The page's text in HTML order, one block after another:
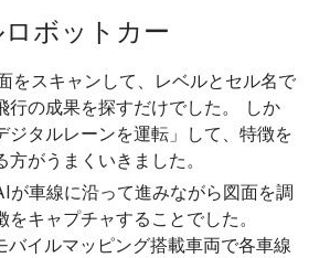
ボットカー
をスキャンして、レベルとセル名で
行の成果を探すだけでした。 しか
ジタルレーンを運転」して、特徴を
がうまくいきました。
が車線に沿って進みながら図面を調
キャプチャすることでした。
イルマッピング搭載車両で各車線